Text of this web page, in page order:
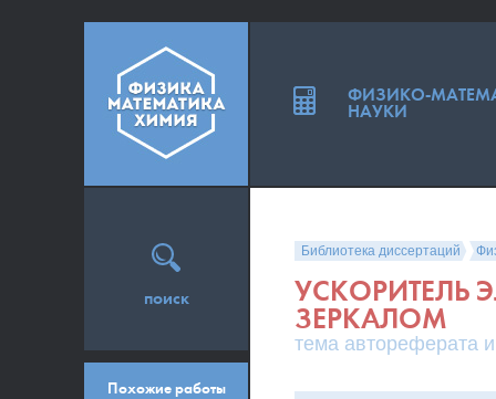
Библиотека диссертаций
УСКОРИТЕЛЬ
ЗЕРКАЛОМ
тема автореферата
поиск
Похожие работы
ФИЗИКО-
НАУКИ